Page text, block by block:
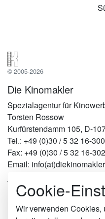
© 2005-2026
Die Kinomakler
Spezialagentur für
Torsten Rossow
Kurfürstendamm 105, D-
Tel.: +49 (0)30 / 5 32 16-300
Fax: +49 (0)30 / 5 32 16-302
Email:
Werben in Städten
Berlin
Hamburg
Cookie-
Wir verwenden Cookies,